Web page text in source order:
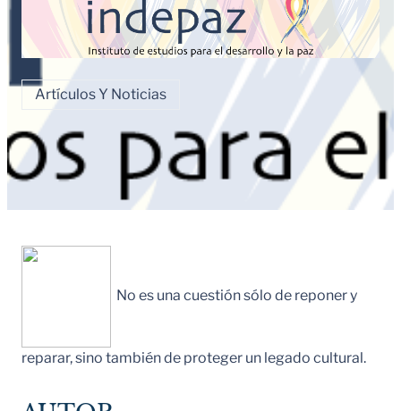
Artículos Y Noticias
No es una cuestión sólo de reponer y
reparar, sino también de proteger un legado cultural.